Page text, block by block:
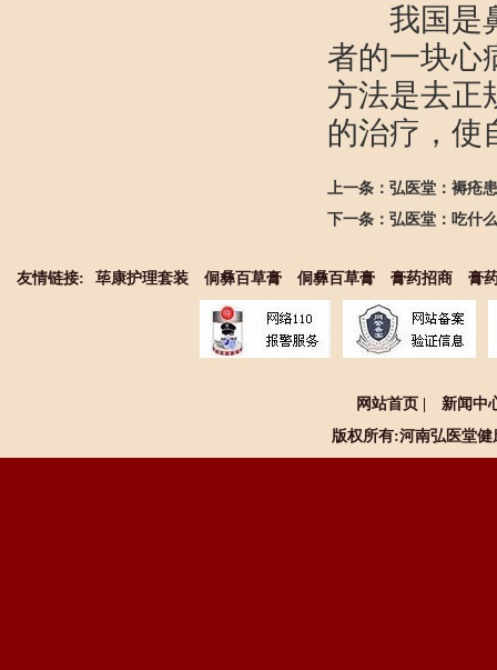
我国是鼻
者的一块心
方法是去正
的治疗，使
上一条： 弘医堂：褥疮
下一条： 弘医堂：吃什
友情链接: 荜康护理套装 侗彝百草膏 侗彝百草膏 膏药招商 膏
网站首页
新闻中
版权所有:河南弘医堂健